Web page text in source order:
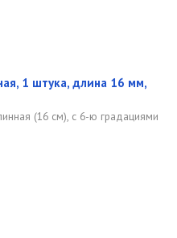
1 штука, длина 16 мм,
(16 см), с 6-ю градациями